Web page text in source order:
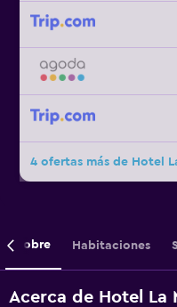
4 ofertas más de Hotel
Sobre Habitaciones
Acerca de Hotel La